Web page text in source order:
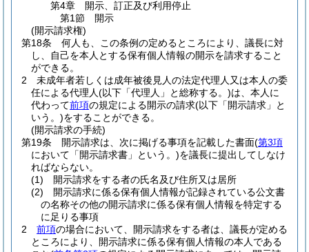
第4章
開示、訂正及び利用停止
第1節
開示
(開示請求権)
第18条
何人も、この条例の定めるところにより、議長に対
し、自己を本人とする保有個人情報の開示を請求すること
ができる。
2
未成年者若しくは成年被後見人の法定代理人又は本人の委
任による代理人(以下「代理人」と総称する。)は、本人に
代わって前項の規定による開示の請求(以下「開示請求」と
いう。)をすることができる。
(開示請求の手続)
第19条
開示請求は、次に掲げる事項を記載した書面(第3項
において「開示請求書」という。)を議長に提出してしなけ
ればならない。
(1)
開示請求をする者の氏名及び住所又は居所
(2)
開示請求に係る保有個人情報が記録されている公文書
の名称その他の開示請求に係る保有個人情報を特定する
に足りる事項
2
前項の場合において、開示請求をする者は、議長が定める
ところにより、開示請求に係る保有個人情報の本人である